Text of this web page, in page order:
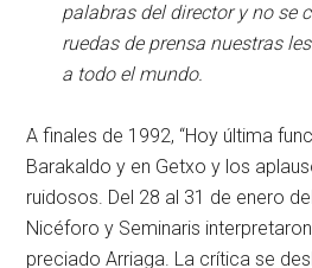
palabras del director y no se
ruedas de prensa nuestras
a todo el mundo.
A finales de 1992, “Hoy última
Barakaldo y en Getxo y los
ruidosos. Del 28 al 31 de enero
Nicéforo y Seminaris
preciado Arriaga. La crítica se